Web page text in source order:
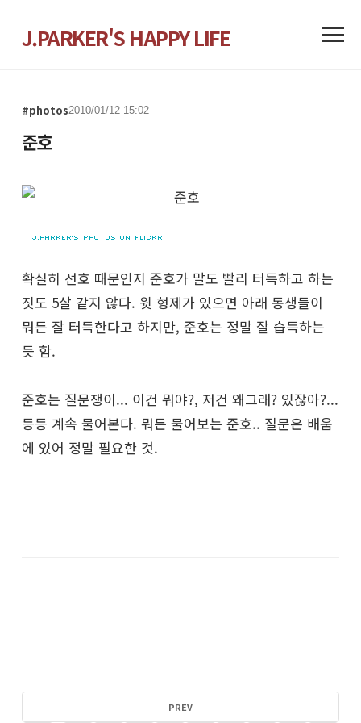
J.PARKER'S HAPPY LIFE
#photos2010/01/12 15:02
준호
확실히 선호 때문인지 준호가 말도 빨리 터득하고 하는
짓도 5살 같지 않다. 윗 형제가 있으면 아래 동생들이
뭐든 잘 터득한다고 하지만, 준호는 정말 잘 습득하는
듯 함.
준호는 질문쟁이... 이건 뭐야?, 저건 왜그래? 있잖아?...
등등 계속 물어본다. 뭐든 물어보는 준호.. 질문은 배움
에 있어 정말 필요한 것.
PREV